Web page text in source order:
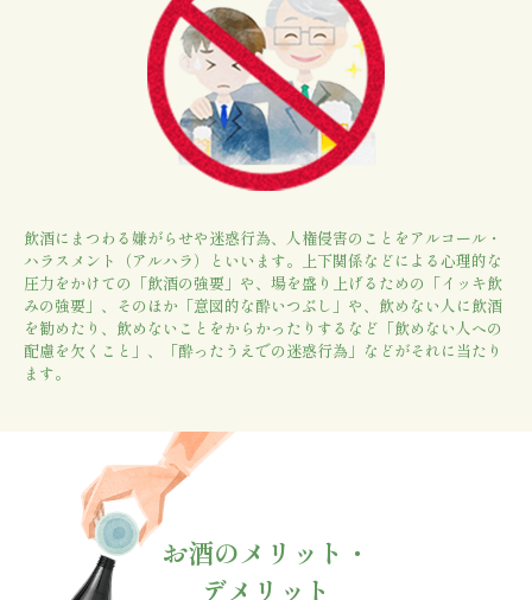
飲酒にまつわる嫌がらせや迷惑行為、人権侵害のことをアルコール・
ハラスメント（アルハラ）といいます。上下関係などによる心理的な
圧力をかけての「飲酒の強要」や、場を盛り上げるための「イッキ飲
みの強要」、そのほか「意図的な酔いつぶし」や、飲めない人に飲酒
を勧めたり、飲めないことをからかったりするなど「飲めない人への
配慮を欠くこと」、「酔ったうえでの迷惑行為」などがそれに当たり
ます。
お酒のメリット・
デメリット